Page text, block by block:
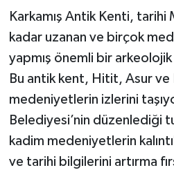
Karkamış Antik Kenti, tarihi
kadar uzanan ve birçok
yapmış önemli bir
Bu antik kent, Hitit, Asur ve
medeniyetlerin izlerini
Belediyesi’nin düzenlediği
kadim medeniyetlerin
ve tarihi bilgilerini artırma